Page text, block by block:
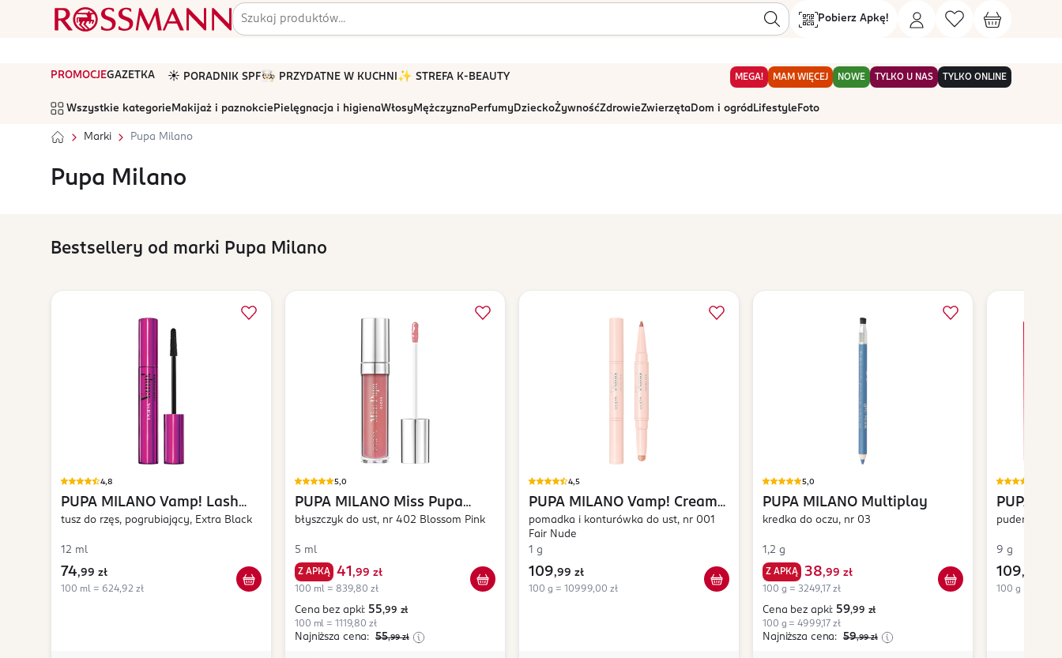
Pobierz Apkę!
PROMOCJEGAZETKA ☀️ PORADNIK SPF🧑🏻‍🍳 PRZYDATNE W KUCHNI ✨ STREFA K-BEAUTY MEGA! MAM WIĘCEJ NOWE TYLKO U NAS TYLKO ONLINE
Wszystkie kategorie Makijaż i paznokcie Pielęgnacja i higienaWłosyMężczyznaPerfumyDzieckoŻywnośćZdrowieZwierzętaDom i ogród Lifestyle Foto
Marki Pupa Milano
Pupa Milano
Bestsellery od marki Pupa Milano
4,8
PUPA MILANO Vamp! Lash
Extender
tusz do rzęs, pogrubiający, Extra Black
12 ml
74,99 zł
100 ml = 624,92 zł
5,0
PUPA MILANO Miss Pupa
Gloss
błyszczyk do ust, nr 402 Blossom Pink
5 ml
Z APKĄ 41 ,99 zł
100 ml = 839,80 zł
Cena bez apki: 55,99 zł
100 ml = 1119,80 zł
Najniższa cena: 55,99 zł
4,5
PUPA MILANO Vamp! Creamy
Duo
pomadka i konturówka do ust, nr 001
Fair Nude
1 g
109,99 zł
100 g = 10999,00 zł
5,0
PUPA MILANO Multiplay
kredka do oczu, nr 03
1,2 g
Z APKĄ 38,99 zł
100 g = 3249,17 zł
Cena bez apki: 59,99 zł
100 g = 4999,17 zł
Najniższa cena: 59,99 zł
PUPA
puder do
9 g
109,
100 g = 1222,11